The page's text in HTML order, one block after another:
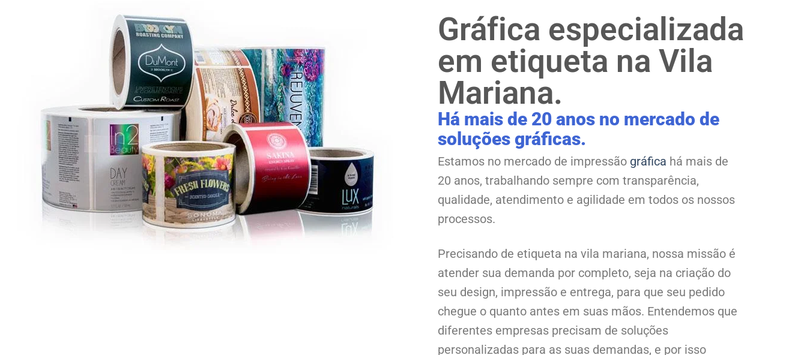
Gráfica especializada
em etiqueta na Vila
Mariana.
Há mais de 20 anos no mercado de
soluções gráficas.
Estamos no mercado de impressão gráfica há mais de
20 anos, trabalhando sempre com transparência,
qualidade, atendimento e agilidade em todos os nossos
processos.
Precisando de etiqueta na vila mariana, nossa missão é
atender sua demanda por completo, seja na criação do
seu design, impressão e entrega, para que seu pedido
chegue o quanto antes em suas mãos. Entendemos que
diferentes empresas precisam de soluções
personalizadas para as suas demandas, e por isso